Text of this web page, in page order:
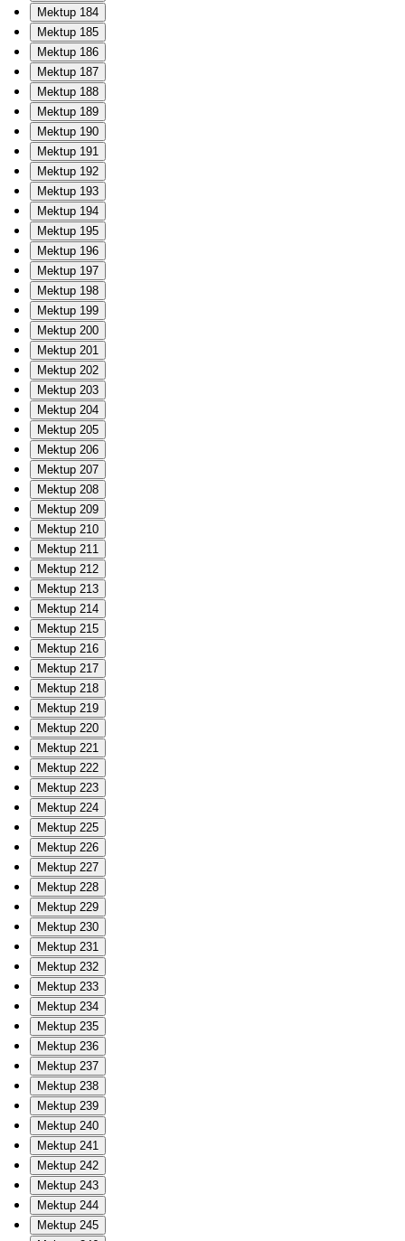
Mektup 184
Mektup 185
Mektup 186
Mektup 187
Mektup 188
Mektup 189
Mektup 190
Mektup 191
Mektup 192
Mektup 193
Mektup 194
Mektup 195
Mektup 196
Mektup 197
Mektup 198
Mektup 199
Mektup 200
Mektup 201
Mektup 202
Mektup 203
Mektup 204
Mektup 205
Mektup 206
Mektup 207
Mektup 208
Mektup 209
Mektup 210
Mektup 211
Mektup 212
Mektup 213
Mektup 214
Mektup 215
Mektup 216
Mektup 217
Mektup 218
Mektup 219
Mektup 220
Mektup 221
Mektup 222
Mektup 223
Mektup 224
Mektup 225
Mektup 226
Mektup 227
Mektup 228
Mektup 229
Mektup 230
Mektup 231
Mektup 232
Mektup 233
Mektup 234
Mektup 235
Mektup 236
Mektup 237
Mektup 238
Mektup 239
Mektup 240
Mektup 241
Mektup 242
Mektup 243
Mektup 244
Mektup 245